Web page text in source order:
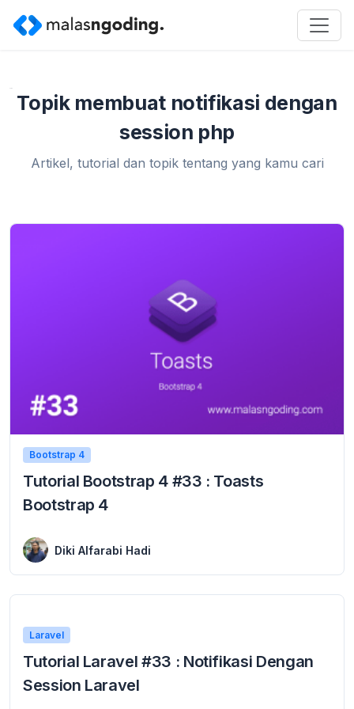
Topik membuat notifikasi dengan
session php
Artikel, tutorial dan topik tentang yang kamu cari
Bootstrap 4
Tutorial Bootstrap 4 #33 : Toasts
Bootstrap 4
Diki Alfarabi Hadi
Laravel
Tutorial Laravel #33 : Notifikasi Dengan
Session Laravel